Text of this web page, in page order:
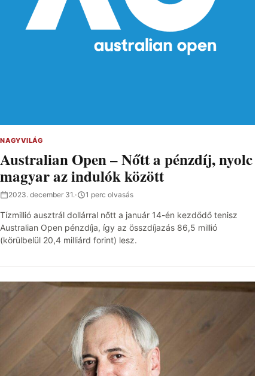
NAGYVILÁG
Australian Open – Nőtt a pénzdíj, nyolc
magyar az indulók között
2023. december 31.· 1 perc olvasás
Tízmillió ausztrál dollárral nőtt a január 14-én kezdődő tenisz
Australian Open pénzdíja, így az összdíjazás 86,5 millió
(körülbelül 20,4 milliárd forint) lesz.